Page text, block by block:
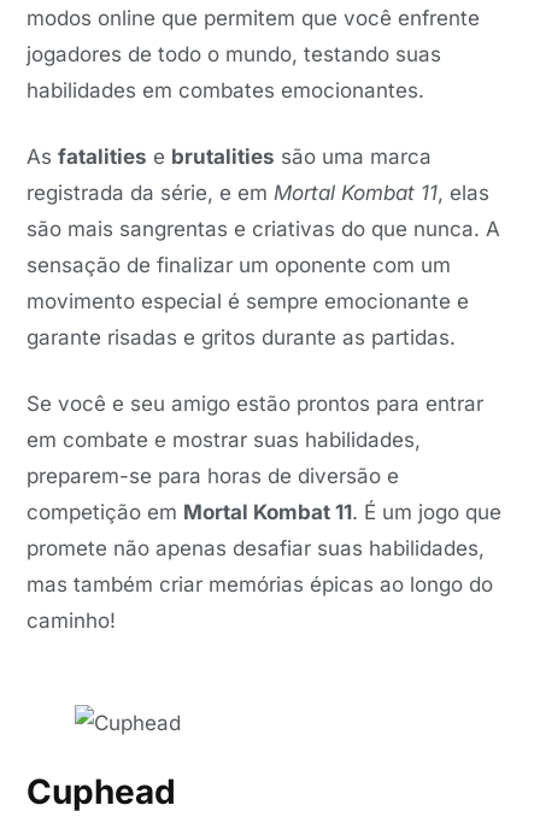
modos online que permitem que você enfrente
jogadores de todo o mundo, testando suas
habilidades em combates emocionantes.
Asfatalities e brutalities são uma marca
registrada da série, e em Mortal Kombat 11, elas
são mais sangrentas e criativas do que nunca. A
sensação de finalizar um oponente com um
movimento especial é sempre emocionante e
garante risadas e gritos durante as partidas.
Se você e seu amigo estão prontos para entrar
em combate e mostrar suas habilidades,
preparem-se para horas de diversão e
competição em Mortal Kombat 11. É um jogo que
promete não apenas desafiar suas habilidades,
mas também criar memórias épicas ao longo do
caminho!
Cuphead